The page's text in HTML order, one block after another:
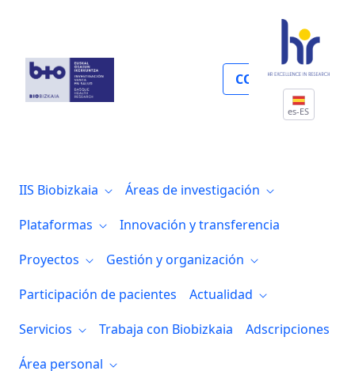
COLABORA
es-ES
IIS Biobizkaia
Áreas de investigación
Plataformas
Innovación y transferencia
Proyectos
Gestión y organización
Participación de pacientes
Actualidad
Servicios
Trabaja con Biobizkaia
Adscripciones
Área personal